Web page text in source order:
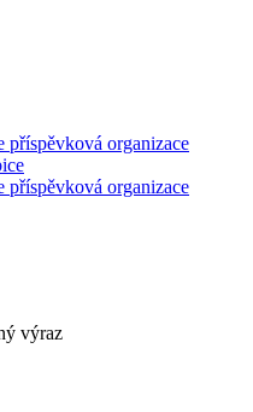
příspěvková organizace
příspěvková organizace
výraz